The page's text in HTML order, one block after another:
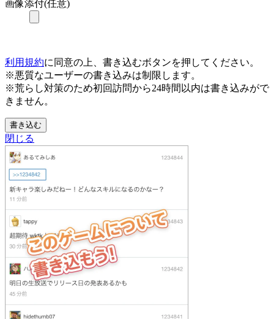
画像添付(任意)
利用規約に同意の上、書き込むボタンを押してください。
※悪質なユーザーの書き込みは制限します。
※荒らし対策のため初回訪問から24時間以内は書き込みがで
きません。
書き込む
閉じる